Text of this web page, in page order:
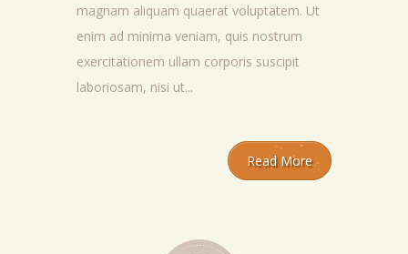
magnam aliquam quaerat voluptatem. Ut
enim ad minima veniam, quis nostrum
exercitationem ullam corporis suscipit
laboriosam, nisi ut...
Read More